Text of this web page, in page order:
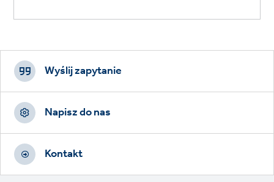
Footer
CTAs
Wyślij zapytanie
Napisz do nas
Kontakt